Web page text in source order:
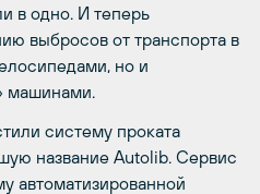
в одно. И теперь
выбросов от транспорта в
но и
машинами.
систему проката
название Autolib. Сервис
автоматизированной